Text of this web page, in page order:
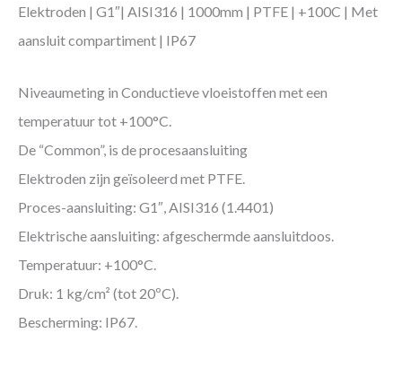
Elektroden | G1″| AISI316 | 1000mm | PTFE | +100C | Met
aansluit compartiment | IP67
Niveaumeting in Conductieve vloeistoffen met een
temperatuur tot +100°C.
De “Common”, is de procesaansluiting
Elektroden zijn geïsoleerd met PTFE.
Proces-aansluiting: G1″, AISI316 (1.4401)
Elektrische aansluiting: afgeschermde aansluitdoos.
Temperatuur: +100°C.
Druk: 1 kg/cm² (tot 20ºC).
Bescherming: IP67.